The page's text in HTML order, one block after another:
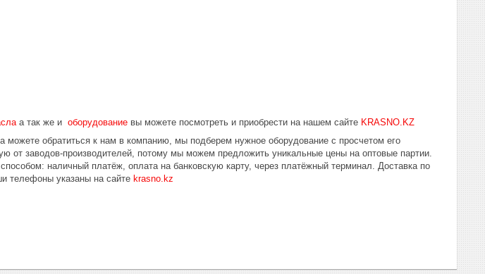
а так же и оборудование вы можете посмотреть и приобрести на нашем сайте KRASNO.KZ
обратиться к нам в компанию, мы подберем нужное оборудование с просчетом его
от заводов-производителей, потому мы можем предложить уникальные цены на оптовые партии.
наличный платёж, оплата на банковскую карту, через платёжный терминал. Доставка по
телефоны указаны на сайте krasno.kz